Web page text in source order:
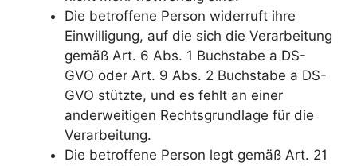
Die betroffene Person widerruft ihre
Einwilligung, auf die sich die Verarbeitung
gemäß Art. 6 Abs. 1 Buchstabe a DS-
GVO oder Art. 9 Abs. 2 Buchstabe a DS-
GVO stützte, und es fehlt an einer
anderweitigen Rechtsgrundlage für die
Verarbeitung.
Die betroffene Person legt gemäß Art. 21